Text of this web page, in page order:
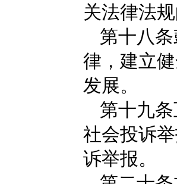
关法律法
第十八
律，建立
发展。
第十九
社会投诉
诉举报。